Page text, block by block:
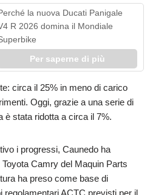
la nuova Ducati Panigale
R 2026 domina il Mondiale
Per saperne di più
circa il 25% in meno di carico
Oggi, grazie a una serie di
è stata ridotta a circa il 7%.
i progressi, Caunedo ha
Camry del Maquin Parts
ha preso come base di
regolamentari ACTC previsti per il